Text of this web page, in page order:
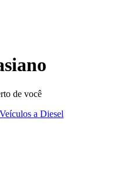
de você
a Diesel